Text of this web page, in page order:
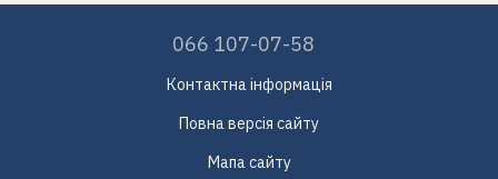
066 107-07-58
Контактна інформація
Повна версія сайту
Мапа сайту